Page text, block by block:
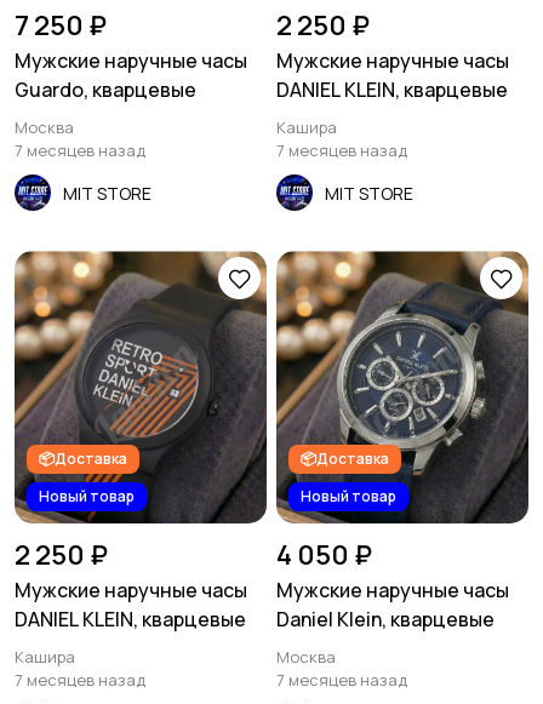
7 250 ₽
Мужские наручные часы
Guardo, кварцевые
Москва
7 месяцев назад
MIT STORE
2 250 ₽
Мужские наручные часы
DANIEL KLEIN, кварцевые
Кашира
7 месяцев назад
MIT STORE
📦Доставка
Новый товар
2 250 ₽
Мужские наручные часы
DANIEL KLEIN, кварцевые
Кашира
7 месяцев назад
📦Доставка
Новый товар
4 050 ₽
Мужские наручные часы
Daniel Klein, кварцевые
Москва
7 месяцев назад